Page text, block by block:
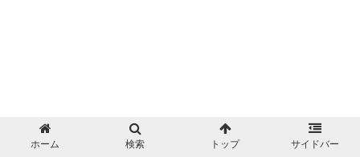
ホーム 検索 トップ サイドバー